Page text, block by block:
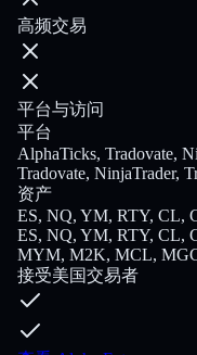
高频交易
平台与访问
平台
AlphaTicks, Tradovate,
Tradovate, NinjaTrader,
资产
ES, NQ, YM, RTY, CL,
ES, NQ, YM, RTY, CL,
MYM, M2K, MCL,
接受美国交易者